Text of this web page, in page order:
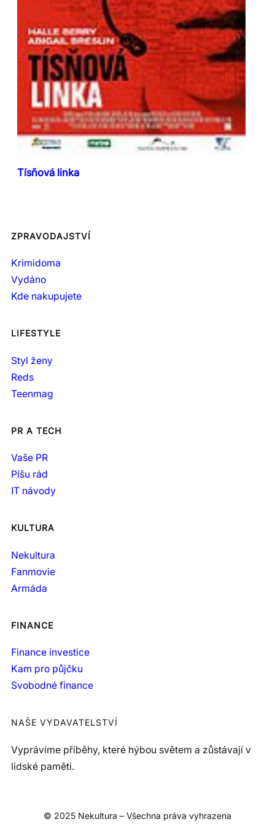
Tísňová linka
ZPRAVODAJSTVÍ
Krimidoma
Vydáno
Kde nakupujete
LIFESTYLE
Styl ženy
Reds
Teenmag
PR A TECH
Vaše PR
Píšu rád
IT návody
KULTURA
Nekultura
Fanmovie
Armáda
FINANCE
Finance investice
Kam pro půjčku
Svobodné finance
NAŠE VYDAVATELSTVÍ
Vyprávíme příběhy, které hýbou světem a zůstávají v
lidské paměti.
© 2025 Nekultura – Všechna práva vyhrazena